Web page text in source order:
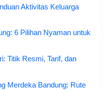
Aktivitas Keluarga
6 Pilihan Nyaman untuk
Titik Resmi, Tarif, dan
Merdeka Bandung: Rute